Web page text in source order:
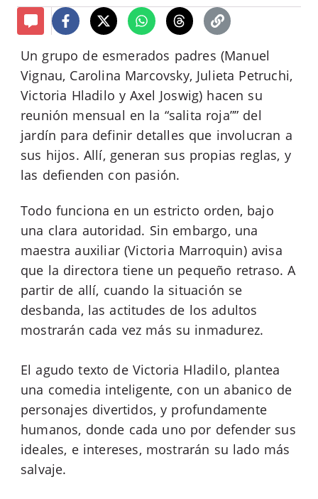
Un grupo de esmerados padres (Manuel
Vignau, Carolina Marcovsky, Julieta Petruchi,
Victoria Hladilo y Axel Joswig) hacen su
reunión mensual en la “salita roja”” del
jardín para definir detalles que involucran a
sus hijos. Allí, generan sus propias reglas, y
las defienden con pasión.
Todo funciona en un estricto orden, bajo
una clara autoridad. Sin embargo, una
maestra auxiliar (Victoria Marroquin) avisa
que la directora tiene un pequeño retraso. A
partir de allí, cuando la situación se
desbanda, las actitudes de los adultos
mostrarán cada vez más su inmadurez.
El agudo texto de Victoria Hladilo, plantea
una comedia inteligente, con un abanico de
personajes divertidos, y profundamente
humanos, donde cada uno por defender sus
ideales, e intereses, mostrarán su lado más
salvaje.